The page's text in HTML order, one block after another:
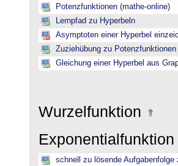
Potenzfunktionen (mathe-online)
Lernpfad zu Hyperbeln
Asymptoten einer Hyperbel
Zuziehübung zu Potenzfunktionen
Gleichung einer Hyperbel aus
Wurzelfunktion
Exponentialfunktion
schnell zu lösende